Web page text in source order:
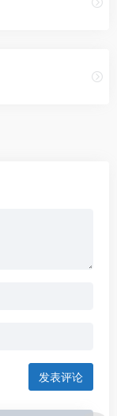
发表评论